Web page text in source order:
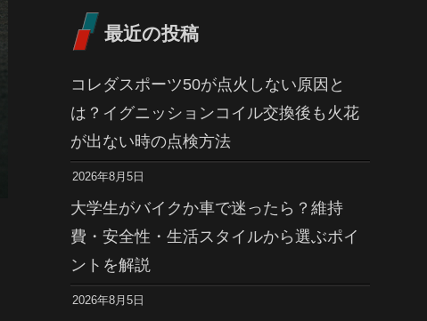
最近の投稿
コレダスポーツ50が点火しない原因と
は？イグニッションコイル交換後も火花
が出ない時の点検方法
2026年8月5日
大学生がバイクか車で迷ったら？維持
費・安全性・生活スタイルから選ぶポイ
ントを解説
2026年8月5日